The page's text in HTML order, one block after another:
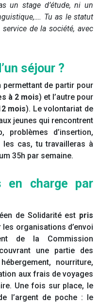
un stage d’étude, ni un
Tu as le statut
de la société, avec
séjour ?
permettant de partir pour
à 2 mois) et l’autre pour
mois). Le volontariat de
jeunes qui rencontrent
problèmes d’insertion,
les cas, tu travailleras à
35h par semaine.
en charge par
de Solidarité est pris
les organisations d’envoi
de la Commission
une partie des
nourriture,
aux frais de voyages
Une fois sur place, le
l’argent de poche : le